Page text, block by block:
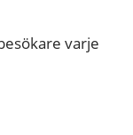
varje